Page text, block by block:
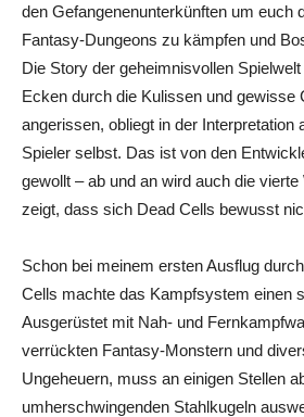
den Gefangenenunterkünften um euch
Fantasy-Dungeons zu kämpfen und
Die Story der geheimnisvollen
Ecken durch die Kulissen und gewisse
angerissen, obliegt in der Interpretation
Spieler selbst. Das ist von den
gewollt – ab und an wird auch die
zeigt, dass sich Dead Cells bewusst
Schon bei meinem ersten Ausflug
Cells machte das Kampfsystem einen
Ausgerüstet mit Nah- und
verrückten Fantasy-Monstern und
Ungeheuern, muss an einigen Stellen
umherschwingenden Stahlkugeln